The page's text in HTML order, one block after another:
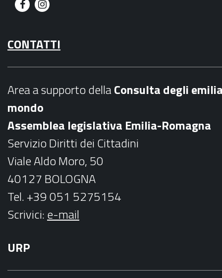
F
c
e
o
k
I
s
t
r
a
m
CONTATTI
Area a supporto dellaConsulta degli
mondo
Assemblea legislativa Emilia-Romagna
Servizio Diritti dei Cittadini
Viale Aldo Moro, 50
40127 BOLOGNA
Tel. +39 051 5275154
Scrivici:e-mail
URP